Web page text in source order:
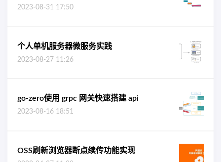
2023-08-31 17:50
个人单机服务器微服务实践
2023-08-27 11:26
go-zero使用 grpc 网关快速搭建 api
2023-08-16 18:51
OSS刷新浏览器断点续传功能实现